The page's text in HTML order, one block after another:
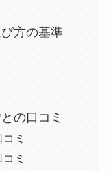
方の基準
の口コミ
ミ
ミ